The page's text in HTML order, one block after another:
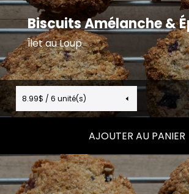
Biscuits Amélanche &
Îlet au Loup
8.99$ / 6 unité(s)
AJOUTER AU PANIER